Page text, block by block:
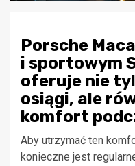
Porsche
i sportowym
oferuje nie
osiągi, ale
komfort
Aby utrzymać ten
konieczne jest